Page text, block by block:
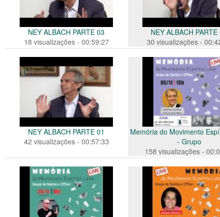
NEY ALBACH PARTE 03
18 visualizações - 00:59:27
NEY ALBACH PARTE
30 visualizações -
NEY ALBACH PARTE 01
42 visualizações - 00:57:33
Memória do Movimento
- Grupo
158 visualizações -